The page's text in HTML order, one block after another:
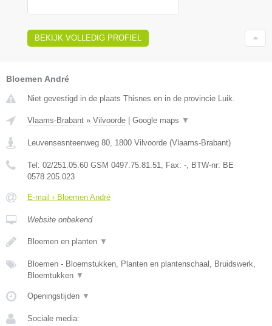
BEKIJK VOLLEDIG PROFIEL
Bloemen André
Niet gevestigd in de plaats Thisnes en in de provincie Luik.
Vlaams-Brabant » Vilvoorde Google maps ▼
Leuvensesnteenweg 80, 1800 Vilvoorde (Vlaams-Brabant)
Tel: 02/251.05.60 GSM 0497.75.81.51, Fax: -, BTW-nr: BE
0578.205.023
E-mail › Bloemen André
Website onbekend
Bloemen en planten ▼
Bloemen - Bloemstukken, Planten en plantenschaal, Bruidswerk,
Bloemtukken ▼
Openingstijden ▼
Sociale media: